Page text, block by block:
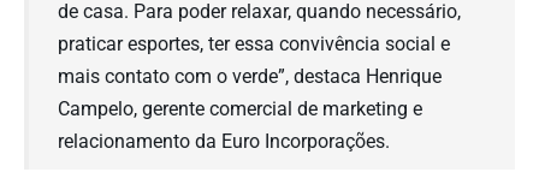
de casa. Para poder relaxar, quando necessário,
praticar esportes, ter essa convivência social e
mais contato com o verde”, destaca Henrique
Campelo, gerente comercial de marketing e
relacionamento da Euro Incorporações.